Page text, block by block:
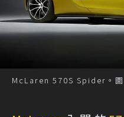
McLaren 570S Spider。